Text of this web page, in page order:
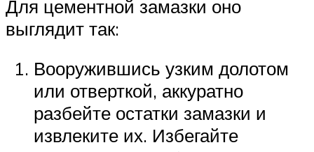
Для цементной замазки оно
выглядит так:
Вооружившись узким долотом
или отверткой, аккуратно
разбейте остатки замазки и
извлеките их. Избегайте